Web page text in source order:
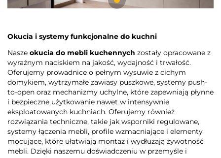
Okucia i systemy funkcjonalne do kuchni
Nasze okucia do mebli kuchennych zostały opracowane z
wyraźnym naciskiem na jakość, wydajność i trwałość.
Oferujemy prowadnice o pełnym wysuwie z cichym
domykiem, wytrzymałe zawiasy puszkowe, systemy push-
to-open oraz mechanizmy uchylne, które zapewniają płynne
i bezpieczne użytkowanie nawet w intensywnie
eksploatowanych kuchniach. Oferujemy również
rozwiązania techniczne, takie jak wsporniki regulowane,
systemy łączenia mebli, profile wzmacniające i elementy
mocujące, które ułatwiają montaż i wydłużają żywotność
mebli. Dzięki naszemu doświadczeniu w przemyśle i